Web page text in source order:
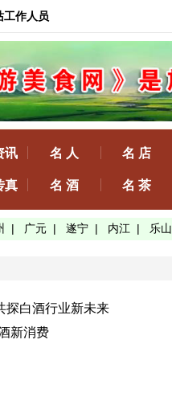
工作人员
讯 名 人 名 店
真 名 酒 名 茶
| 广元 | 遂宁 | 内江 | 乐山
探白酒行业新未来
新消费